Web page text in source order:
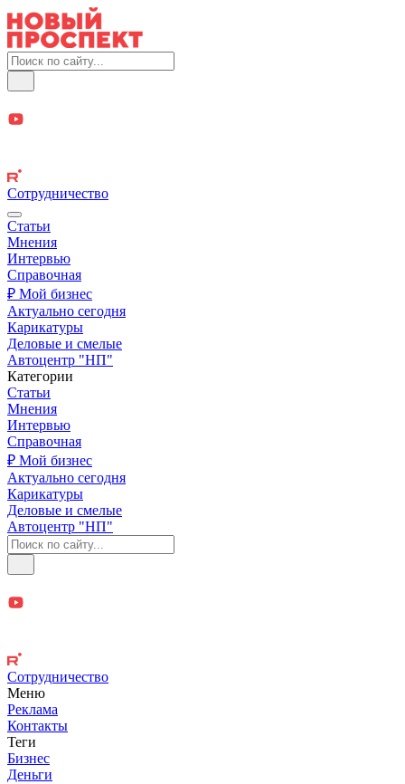
Сотрудничество
Статьи
Мнения
Интервью
Справочная
₽ Мой бизнес
Актуально сегодня
Карикатуры
Деловые и смелые
Автоцентр "НП"
Категории
Статьи
Мнения
Интервью
Справочная
₽ Мой бизнес
Актуально сегодня
Карикатуры
Деловые и смелые
Автоцентр "НП"
Сотрудничество
Меню
Реклама
Контакты
Теги
Бизнес
Деньги